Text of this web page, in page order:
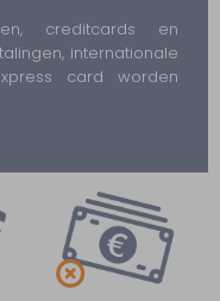
creditcards en
internationale
card worden